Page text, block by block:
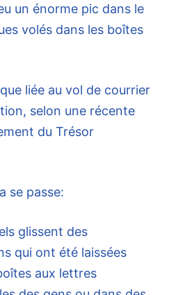
un énorme pic dans le
volés dans les boîtes
liée au vol de courrier
selon une récente
du Trésor
se passe:
glissent des
qui ont été laissées
aux lettres